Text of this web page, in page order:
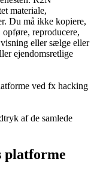
materiale,
Du må ikke kopiere,
reproducere,
eller sælge eller
ejendomsretlige
ved fx hacking
af de samlede
platforme